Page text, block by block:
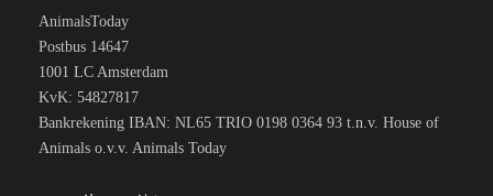
AnimalsToday
Postbus 14647
1001 LC Amsterdam
KvK: 54827817
Bankrekening IBAN: NL65 TRIO 0198 0364 93 t.n.v. House of
Animals o.v.v. Animals Today